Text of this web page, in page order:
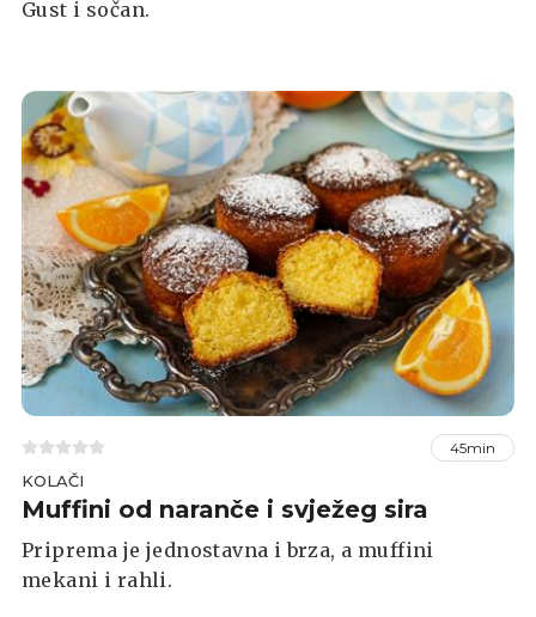
Gust i sočan.
45min
KOLAČI
Muffini od naranče i svježeg sira
Priprema je jednostavna i brza, a muffini
mekani i rahli.